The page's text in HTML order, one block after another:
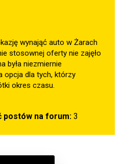
wynająć auto w Żarach
stosownej oferty nie zajęło
była niezmiernie
opcja dla tych, którzy
okres czasu.
postów na forum:3